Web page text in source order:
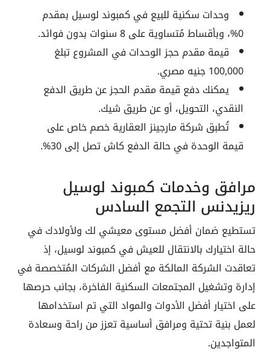
وحدات سكنية للبيع في كمبوند لوسيل بمقدم
0%، وبأقساط مُتساوية على 8 سنوات بدون فوائد.
قيمة مقدم حجز الوحدات في المشروع تبلغ
100,000 جنيه مصري.
يمكنك دفع قيمة مقدم الحجز عن طريق الدفع
النقدي، التحويل، أو عن طريق شيك.
تُطبق شركة مارجينز العقارية خصم خاص على
قيمة الوحدة في حالة الدفع كاش تصل إلى 30%.
مرافق وخدمات كمبوند لوسيل
ريزيدنس التجمع السادس
تستطيع ضمان أفضل مستوى معيشي لك ولأولادك في
حالة اختيارك بالانتقال للعيش في كمبوند لوسيل، إذ
تعاقدت الشركة المالكة مع أفضل الشركات المُتخصصة في
إدارة وتشغيل المجتمعات السكنية الفاخرة، بجانب حرصها
على اختيار أفضل الأدوات والمواد التي تم استخدامها
لعمل بنية تحتية ومرافق أساسية تعزز من راحة وسعادة
المتواجدين.